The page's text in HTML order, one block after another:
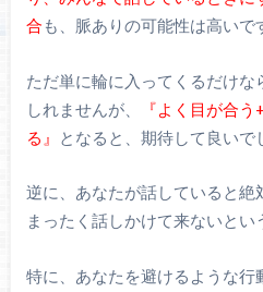
合 も、脈ありの可能性は高いで
ただ単に輪に入ってくるだけな
しれませんが、
『よく目が合
る』
となると、期待して良いで
逆に、あなたが話していると絶
まったく話しかけて来ないとい
特に、あなたを避けるような行